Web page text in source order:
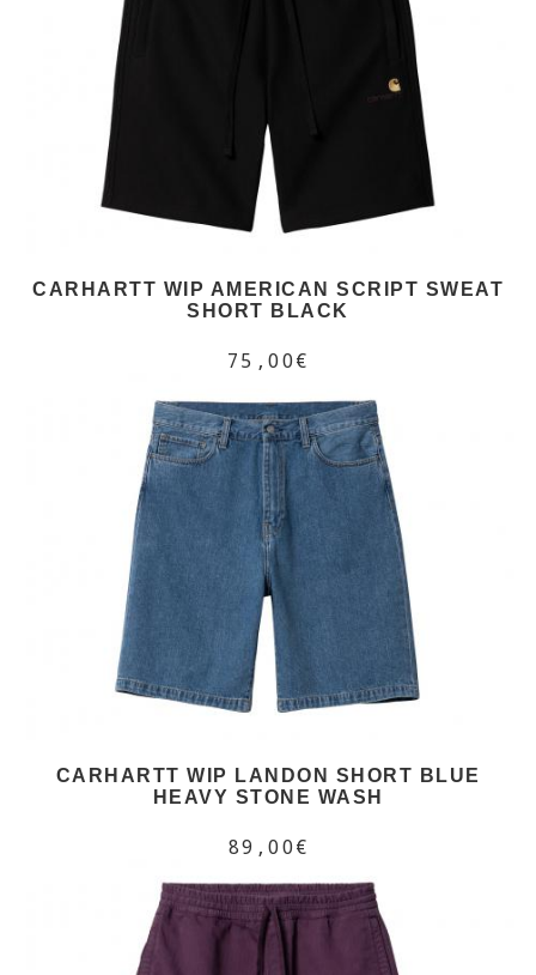
CARHARTT WIP AMERICAN SCRIPT SWEAT
SHORT BLACK
75,00€
CARHARTT WIP LANDON SHORT BLUE
HEAVY STONE WASH
89,00€